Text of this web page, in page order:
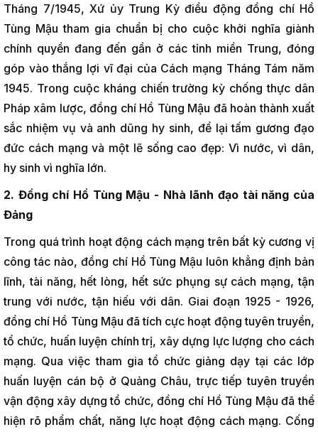
Tháng 7/1945, Xứ ủy Trung Kỳ điều động đồng chí Hồ
Tùng Mậu tham gia chuẩn bị cho cuộc khởi nghĩa giành
chính quyền đang đến gần ở các tỉnh miền Trung, đóng
góp vào thắng lợi vĩ đại của Cách mạng Tháng Tám năm
1945. Trong cuộc kháng chiến trường kỳ chống thực dân
Pháp xâm lược, đồng chí Hồ Tùng Mậu đã hoàn thành xuất
sắc nhiệm vụ và anh dũng hy sinh, để lại tấm gương đạo
đức cách mạng và một lẽ sống cao đẹp: Vì nước, vì dân,
hy sinh vì nghĩa lớn.
2. Đồng chí Hồ Tùng Mậu - Nhà lãnh đạo tài năng của
Đảng
Trong quá trình hoạt động cách mạng trên bất kỳ cương vị
công tác nào, đồng chí Hồ Tùng Mậu luôn khẳng định bản
lĩnh, tài năng, hết lòng, hết sức phụng sự cách mạng, tận
trung với nước, tận hiếu với dân. Giai đoạn 1925 - 1926,
đồng chí Hồ Tùng Mậu đã tích cực hoạt động tuyên truyền,
tổ chức, huấn luyện chính trị, xây dựng lực lượng cho cách
mạng. Qua việc tham gia tổ chức giảng dạy tại các lớp
huấn luyện cán bộ ở Quảng Châu, trực tiếp tuyên truyền
vận động xây dựng tổ chức, đồng chí Hồ Tùng Mậu đã thể
hiện rõ phẩm chất, năng lực hoạt động cách mạng. Cống